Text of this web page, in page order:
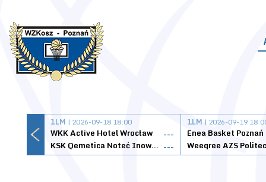
1LM | 2026-09-18 18:00
WKK Active Hotel Wrocław
---
KSK Qemetica Noteć Inowrocław ---
1LM | 2026-09-19
Enea Basket Poznań